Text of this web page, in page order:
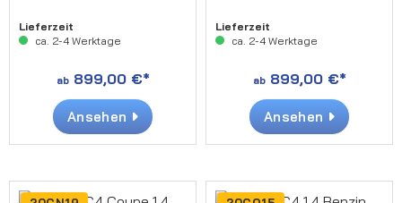
Lieferzeit
ca. 2-4 Werktage
ab899,00 €*
Ansehen
Lieferzeit
ca. 2-4 Werktage
ab899,00 €*
Ansehen